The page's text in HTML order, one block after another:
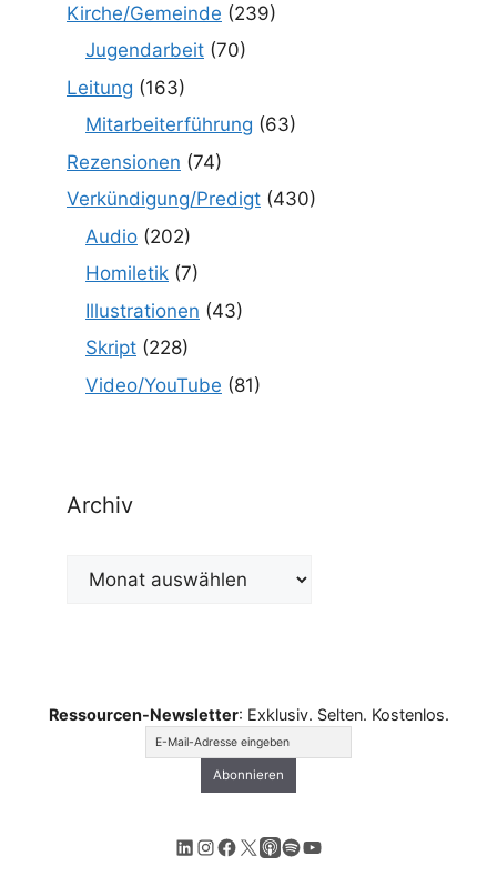
Kirche/Gemeinde (239)
Jugendarbeit (70)
Leitung (163)
Mitarbeiterführung (63)
Rezensionen (74)
Verkündigung/Predigt (430)
Audio (202)
Homiletik (7)
Illustrationen (43)
Skript (228)
Video/YouTube (81)
Archiv
Archiv
Ressourcen-Newsletter: Exklusiv. Selten. Kostenlos.
LinkedIn
Instagram
Facebook
X Apple Podcasts
Spotify
YouTube